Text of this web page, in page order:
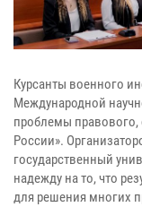
Курсанты военного
Международной
проблемы правового,
России».
государственный
надежду на то, что
для решения многих